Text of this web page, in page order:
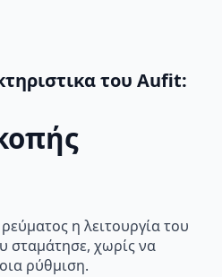
του Aufit:
η λειτουργία του
σταμάτησε, χωρίς να
ρύθμιση.